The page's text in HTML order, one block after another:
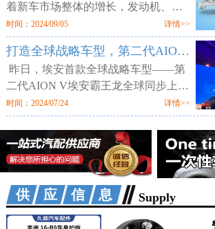
着新车市场整体的增长，发动机、轮
胎等传统汽车零部件企业获得了业绩
增长，但更多的传统零部件企业则业
绩不佳。汽车行业向电动化与智能化
时间：2024/09/05 详情>>
打造全球战略车型，第二代AION V售12.98万元起
昨日，埃安首款全球战略车型——第
二代AION V埃安霸王龙全球同步上
市。新车定位新硬派智驾SUV，提供
520km、650km、750km三种续航7个
配置版本，售价区间为12.98万-18.98
万元。值
时间：2024/07/24 详情>>
供应信息 Supply